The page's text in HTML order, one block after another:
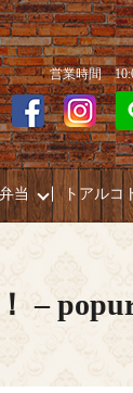
営業時間
当 トアルコ
–